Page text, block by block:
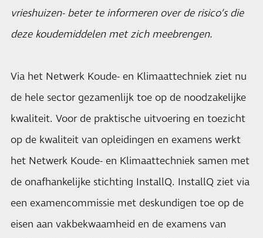
vrieshuizen- beter te informeren over de risico’s die
deze koudemiddelen met zich meebrengen.
Via het Netwerk Koude- en Klimaattechniek ziet nu
de hele sector gezamenlijk toe op de noodzakelijke
kwaliteit. Voor de praktische uitvoering en toezicht
op de kwaliteit van opleidingen en examens werkt
het Netwerk Koude- en Klimaattechniek samen met
de onafhankelijke stichting InstallQ. InstallQ ziet via
een examencommissie met deskundigen toe op de
eisen aan vakbekwaamheid en de examens van